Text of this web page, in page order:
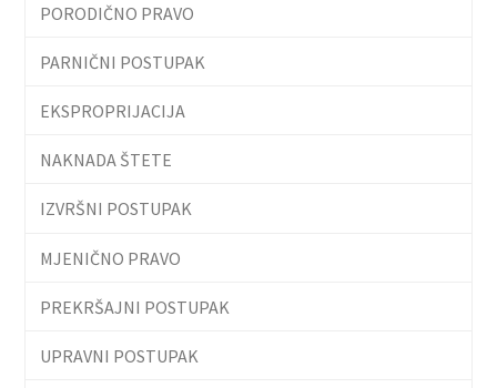
PORODIČNO PRAVO
PARNIČNI POSTUPAK
EKSPROPRIJACIJA
NAKNADA ŠTETE
IZVRŠNI POSTUPAK
MJENIČNO PRAVO
PREKRŠAJNI POSTUPAK
UPRAVNI POSTUPAK